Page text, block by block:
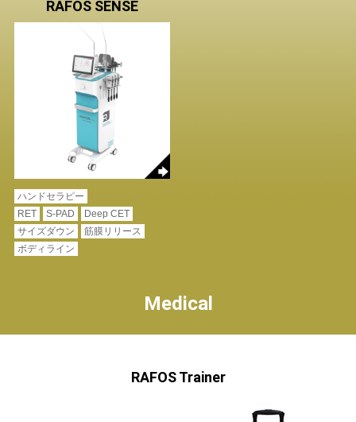
RAFOS SENSE
ハンドセラピー
RET
S-PAD
Deep CET
サイズダウン
筋膜リリース
ボディライン
Medical
RAFOS Trainer